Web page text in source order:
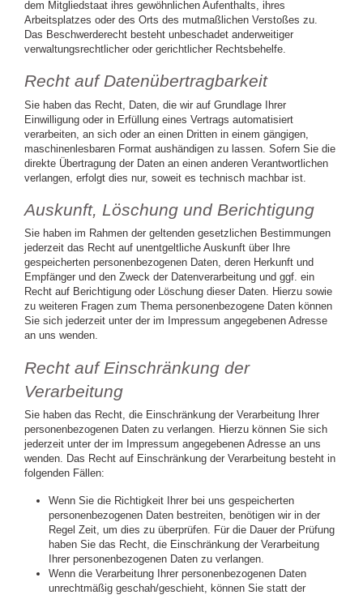
dem Mitgliedstaat ihres gewöhnlichen Aufenthalts, ihres
Arbeitsplatzes oder des Orts des mutmaßlichen Verstoßes zu.
Das Beschwerderecht besteht unbeschadet anderweitiger
verwaltungsrechtlicher oder gerichtlicher Rechtsbehelfe.
Recht auf Datenübertragbarkeit
Sie haben das Recht, Daten, die wir auf Grundlage Ihrer
Einwilligung oder in Erfüllung eines Vertrags automatisiert
verarbeiten, an sich oder an einen Dritten in einem gängigen,
maschinenlesbaren Format aushändigen zu lassen. Sofern Sie die
direkte Übertragung der Daten an einen anderen Verantwortlichen
verlangen, erfolgt dies nur, soweit es technisch machbar ist.
Auskunft, Löschung und Berichtigung
Sie haben im Rahmen der geltenden gesetzlichen Bestimmungen
jederzeit das Recht auf unentgeltliche Auskunft über Ihre
gespeicherten personenbezogenen Daten, deren Herkunft und
Empfänger und den Zweck der Datenverarbeitung und ggf. ein
Recht auf Berichtigung oder Löschung dieser Daten. Hierzu sowie
zu weiteren Fragen zum Thema personenbezogene Daten können
Sie sich jederzeit unter der im Impressum angegebenen Adresse
an uns wenden.
Recht auf Einschränkung der
Verarbeitung
Sie haben das Recht, die Einschränkung der Verarbeitung Ihrer
personenbezogenen Daten zu verlangen. Hierzu können Sie sich
jederzeit unter der im Impressum angegebenen Adresse an uns
wenden. Das Recht auf Einschränkung der Verarbeitung besteht in
folgenden Fällen:
Wenn Sie die Richtigkeit Ihrer bei uns gespeicherten
personenbezogenen Daten bestreiten, benötigen wir in der
Regel Zeit, um dies zu überprüfen. Für die Dauer der Prüfung
haben Sie das Recht, die Einschränkung der Verarbeitung
Ihrer personenbezogenen Daten zu verlangen.
Wenn die Verarbeitung Ihrer personenbezogenen Daten
unrechtmäßig geschah/geschieht, können Sie statt der